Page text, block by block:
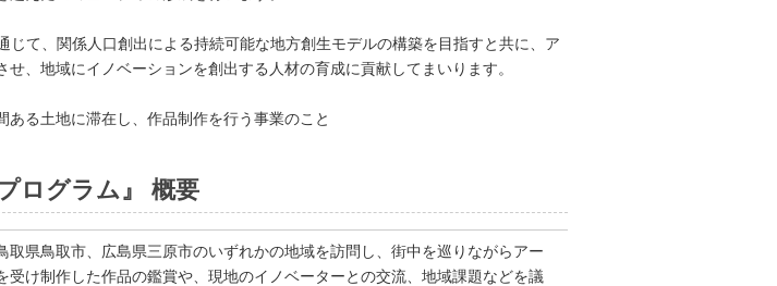
て、関係人口創出による持続可能な地方創生モデルの構築を目指すと共に、ア
、地域にイノベーションを創出する人材の育成に貢献してまいります。
る土地に滞在し、作品制作を行う事業のこと
ログラム』 概要
県鳥取市、広島県三原市のいずれかの地域を訪問し、街中を巡りながらアー
受け制作した作品の鑑賞や、現地のイノベーターとの交流、地域課題などを議